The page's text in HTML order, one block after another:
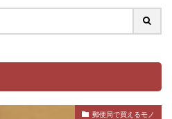
郵便局で買えるモノ